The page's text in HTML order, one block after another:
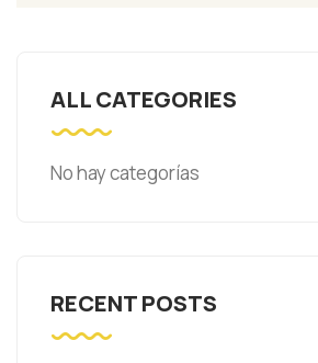
ALL CATEGORIES
No hay categorías
RECENT POSTS